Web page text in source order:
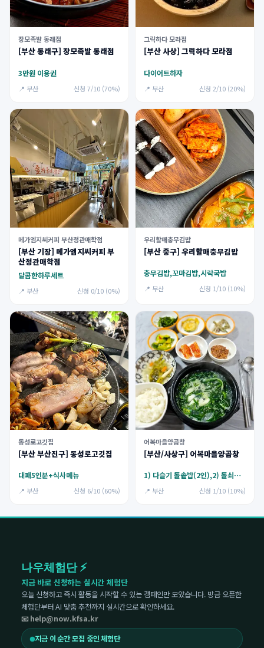
장모족발 동래점
[부산 동래구] 장모족발 동래점
3만원 이용권
📍 부산 신청 7/10 (70%)
그릭하다 모라점
[부산 사상] 그릭하다 모라점
다이어트하자
📍 부산 신청 2/10 (20%)
메가엠지씨커피 부산정관매학점
[부산 기장] 메가엠지씨커피 부
산정관매학점
달콤한하루세트
📍 부산 신청 0/10 (0%)
우리할매충무김밥
[부산 중구] 우리할매충무김밥
충무김밥,꼬마김밥,시락국밥
📍 부산 신청 1/10 (10%)
동성로고깃집
[부산 부산진구] 동성로고깃집
대패5인분+식사메뉴
📍 부산 신청 6/10 (60%)
어복마을양곱창
[부산/사상구] 어복마을양곱창
1) 다슬기 돌솥밥(2인),2) 돌쇠김치찌개(점심한정)
📍 부산 신청 1/10 (10%)
나우체험단 ⚡
지금 바로 신청하는 실시간 체험단
오늘 신청하고 즉시 활동을 시작할 수 있는 캠페인만 모았습니다. 방금 오픈한
체험단부터 AI 맞춤 추천까지 실시간으로 확인하세요.
📧 help@now.kfsa.kr
지금 이 순간 모집 중인 체험단